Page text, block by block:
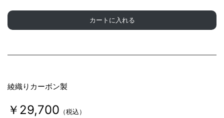
カートに入れる
綾織りカーボン製
￥29,700 （税込）